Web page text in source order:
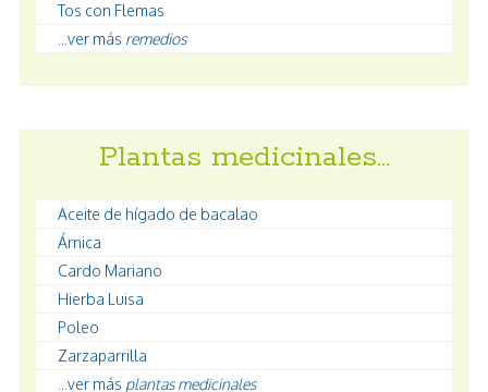
Tos con Flemas
...ver más remedios
Plantas medicinales…
Aceite de hígado de bacalao
Árnica
Cardo Mariano
Hierba Luisa
Poleo
Zarzaparrilla
...ver más plantas medicinales